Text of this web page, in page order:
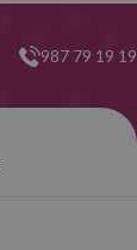
987 79 19 19